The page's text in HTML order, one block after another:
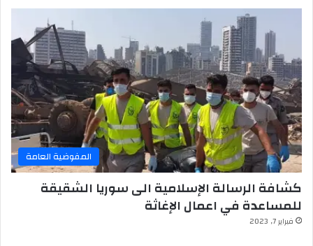
المفوضية العامة
كشافة الرسالة الإسلامية الى سوريا الشقيقة
للمساعدة في اعمال الإغاثة
فبراير 7, 2023